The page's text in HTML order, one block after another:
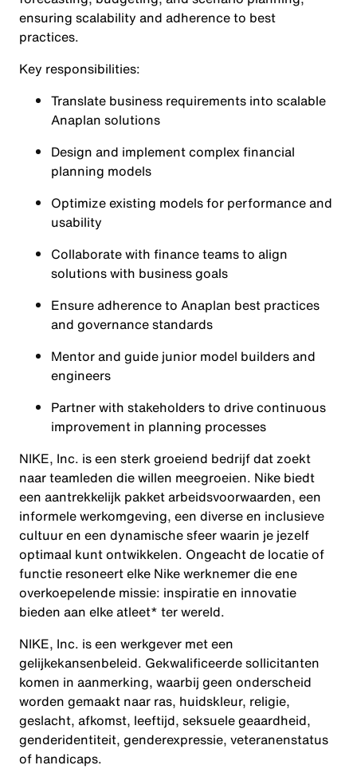
ensuring scalability and adherence to best
practices.
Key responsibilities:
Translate business requirements into scalable
Anaplan solutions
Design and implement complex financial
planning models
Optimize existing models for performance and
usability
Collaborate with finance teams to align
solutions with business goals
Ensure adherence to Anaplan best practices
and governance standards
Mentor and guide junior model builders and
engineers
Partner with stakeholders to drive continuous
improvement in planning processes
NIKE, Inc. is een sterk groeiend bedrijf dat zoekt
naar teamleden die willen meegroeien. Nike biedt
een aantrekkelijk pakket arbeidsvoorwaarden, een
informele werkomgeving, een diverse en inclusieve
cultuur en een dynamische sfeer waarin je jezelf
optimaal kunt ontwikkelen. Ongeacht de locatie of
functie resoneert elke Nike werknemer die ene
overkoepelende missie: inspiratie en innovatie
bieden aan elke atleet* ter wereld.
NIKE, Inc. is een werkgever met een
gelijkekansenbeleid. Gekwalificeerde sollicitanten
komen in aanmerking, waarbij geen onderscheid
worden gemaakt naar ras, huidskleur, religie,
geslacht, afkomst, leeftijd, seksuele geaardheid,
genderidentiteit, genderexpressie, veteranenstatus
of handicaps.